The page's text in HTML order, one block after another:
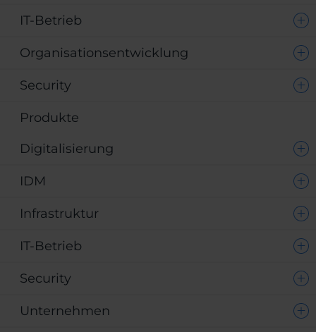
IT-Betrieb
Organisationsentwicklung
Security
Produkte
Digitalisierung
IDM
Infrastruktur
IT-Betrieb
Security
Unternehmen